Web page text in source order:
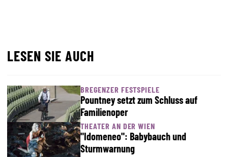
LESEN SIE AUCH
BREGENZER FESTSPIELE
Pountney setzt zum Schluss auf
Familienoper
THEATER AN DER WIEN
"Idomeneo": Babybauch und
Sturmwarnung